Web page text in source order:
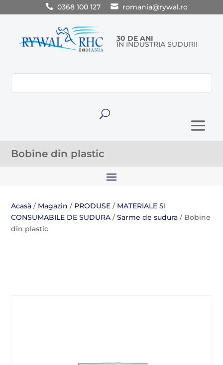
0368 100 127 romania@rywal.ro
30 DE ANI
ÎN INDUSTRIA SUDURII
U
Bobine din plastic
Acasă / Magazin / PRODUSE / MATERIALE SI
CONSUMABILE DE SUDURA /Sarme de sudura / Bobine
din plastic